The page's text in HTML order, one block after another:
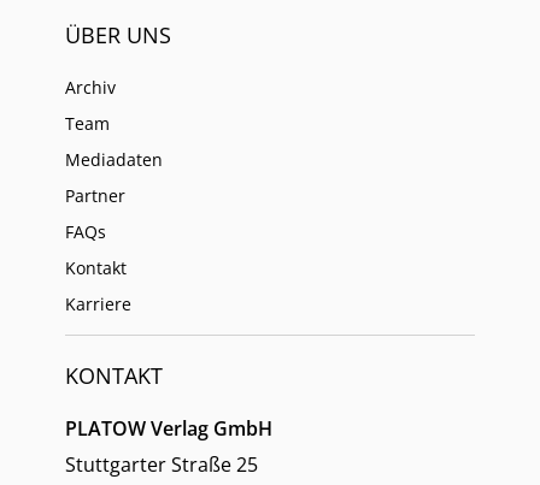
ÜBER UNS
Archiv
Team
Mediadaten
Partner
FAQs
Kontakt
Karriere
KONTAKT
PLATOW Verlag GmbH
Stuttgarter Straße 25